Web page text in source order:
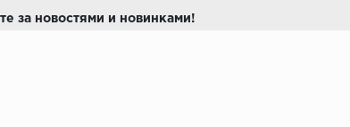
за новостями и новинками!